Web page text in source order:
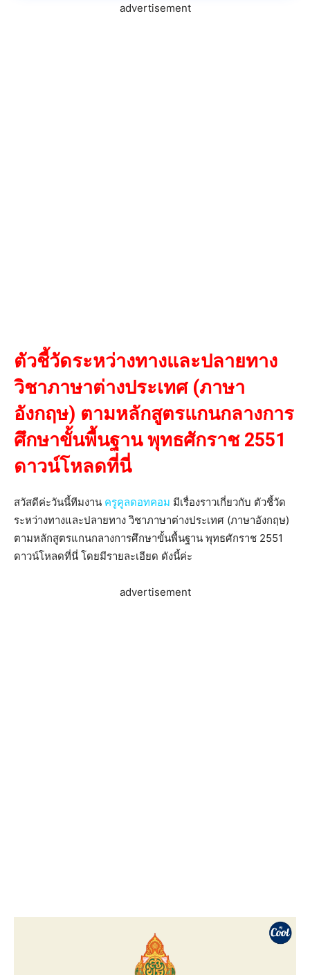
advertisement
ตัวชี้วัดระหว่างทางและปลายทาง
วิชาภาษาต่างประเทศ (ภาษา
อังกฤษ) ตามหลักสูตรแกนกลางการ
ศึกษาขั้นพื้นฐาน พุทธศักราช 2551
ดาวน์โหลดที่นี่
สวัสดีค่ะวันนี้ทีมงาน ครูคูลดอทคอม มีเรื่องราวเกี่ยวกับ ตัวชี้วัด
ระหว่างทางและปลายทาง วิชาภาษาต่างประเทศ (ภาษาอังกฤษ)
ตามหลักสูตรแกนกลางการศึกษาขั้นพื้นฐาน พุทธศักราช 2551
ดาวน์โหลดที่นี่ โดยมีรายละเอียด ดังนี้ค่ะ
advertisement